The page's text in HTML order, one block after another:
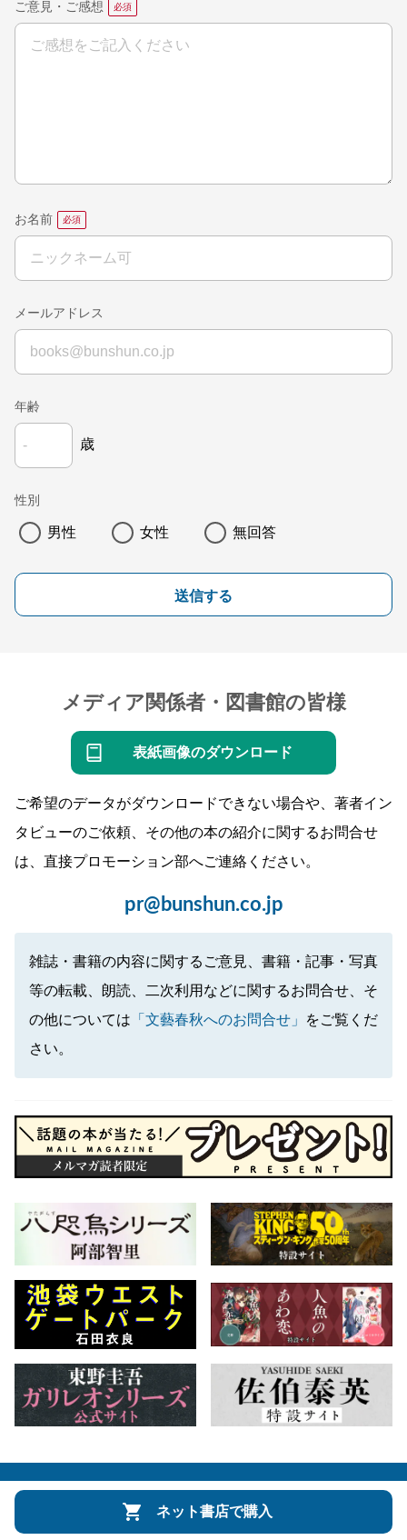
ご意見・ご感想
お名前
メールアドレス
年齢
歳
性別
男性 女性 無回答
送信する
メディア関係者・図書館の皆様
表紙画像のダウンロード
ご希望のデータがダウンロードできない場合や、著者イン
タビューのご依頼、その他の本の紹介に関するお問合せ
は、直接プロモーション部へご連絡ください。
pr@bunshun.co.jp
雑誌・書籍の内容に関するご意見、書籍・記事・写真
等の転載、朗読、二次利用などに関するお問合せ、そ
の他については 「文藝春秋へのお問合せ」
をご覧くだ
さい。
ネット書店で購入
会社概要 自費出版のご案内 お問合せ
株式会社文藝春秋 文春オンライン Number Web
Copyright © Bungeishunju Ltd.